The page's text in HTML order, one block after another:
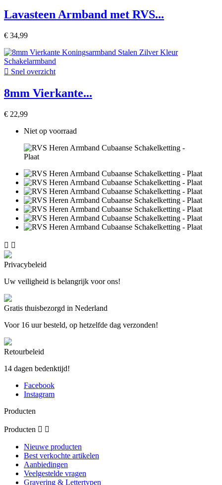
Lavasteen Armband met RVS...
€ 34,99
 Snel overzicht
8mm Vierkante...
€ 22,99
Niet op voorraad
 
Privacybeleid
Uw veiligheid is belangrijk voor ons!
Gratis thuisbezorgd in Nederland
Voor 16 uur besteld, op hetzelfde dag verzonden!
Retourbeleid
14 dagen bedenktijd!
Facebook
Instagram
Producten
Producten  
Nieuwe producten
Best verkochte artikelen
Aanbiedingen
Veelgestelde vragen
Gravering & Lettertypen